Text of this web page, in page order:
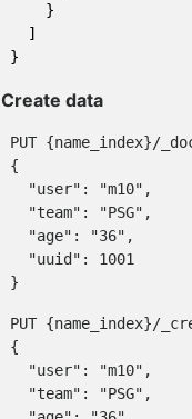
    }
  ]
Create data
PUT {name_index}/
{
  "user": "m10",
  "team": "PSG",
  "age": "36",
  "uuid": 1001
PUT {name_index}/
{
  "user": "m10",
  "team": "PSG",